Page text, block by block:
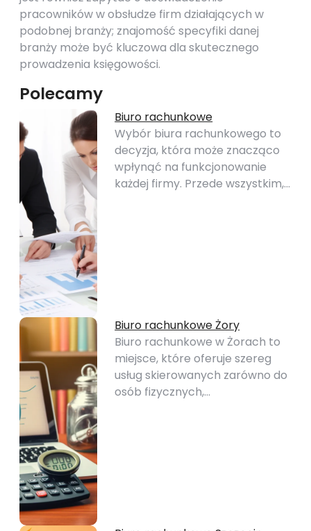
pracowników w obsłudze firm działających w
podobnej branży; znajomość specyfiki danej
branży może być kluczowa dla skutecznego
prowadzenia księgowości.
Polecamy
Biuro rachunkowe
Wybór biura rachunkowego to
decyzja, która może znacząco
wpłynąć na funkcjonowanie
każdej firmy. Przede wszystkim,…
Biuro rachunkowe Żory
Biuro rachunkowe w Żorach to
miejsce, które oferuje szereg
usług skierowanych zarówno do
osób fizycznych,…